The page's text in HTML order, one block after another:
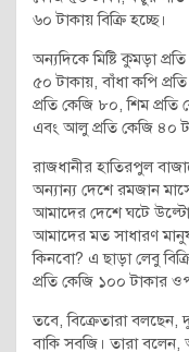
৬০ টাকায় বিক্রি হচ্ছে।
অন্যদিকে মিষ্টি কুমড়া
৫০ টাকায়, বাঁধা কপি
প্রতি কেজি ৮০, শিম
এবং আলু প্রতি কেজি ৪০
রাজধানীর হাতিরপুল
অন্যান্য দেশে রমজান
আমাদের দেশে ঘটে
আমাদের মত সাধারণ
কিনবো? এ ছাড়া লেবু
প্রতি কেজি ১০০ টাকার
তবে, বিক্রেতারা বলছেন,
বাকি সবজি। তারা